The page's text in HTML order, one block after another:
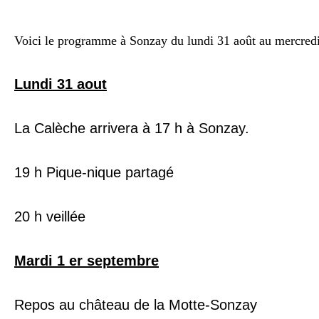
Voici le programme à Sonzay du lundi 31 août au
Lundi 31 aout
La Calèche arrivera à 17 h à Sonzay.
19 h Pique-nique partagé
20 h veillée
Mardi 1 er septembre
Repos au château de la Motte-Sonzay